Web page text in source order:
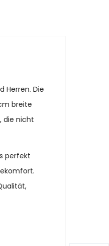
Herren. Die
breite
die nicht
perfekt